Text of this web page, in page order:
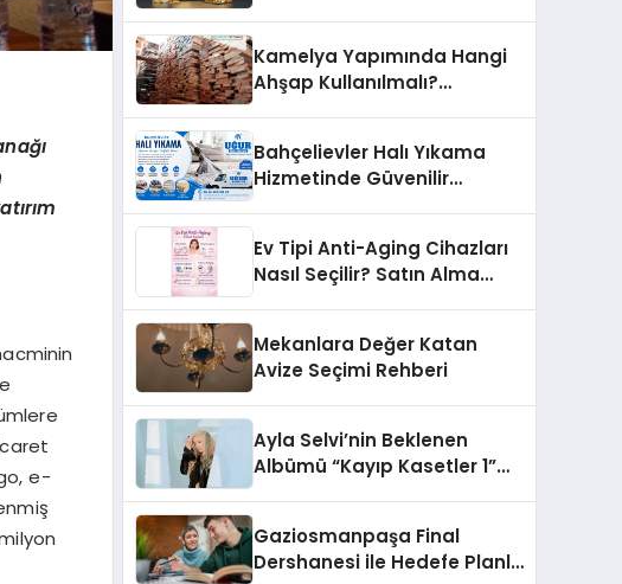
m
e-
Kamelya Yapımında Hangi
Ahşap Kullanılmalı?
Bahçelievler Halı Yıkama
Hizmetinde Güvenilir
Ev Tipi Anti-Aging Cihazları
Nasıl Seçilir? Satın Alma
Mekanlara Değer Katan
Avize Seçimi Rehberi
Ayla Selvi’nin Beklenen
Albümü “Kayıp Kasetler 1”
Gaziosmanpaşa Final
Dershanesi ile Hedefe Planlı